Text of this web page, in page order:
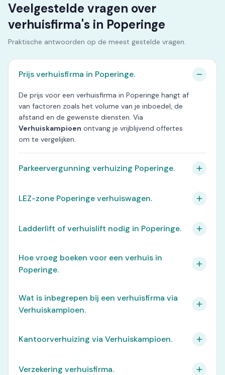
Veelgestelde vragen over
verhuisfirma's in Poperinge
Praktische antwoorden op de meest gestelde vragen.
Prijs verhuisfirma in Poperinge.
De prijs voor een verhuisfirma in Poperinge hangt af
van factoren zoals het volume van je inboedel, de
afstand en de gewenste diensten. Via
Verhuiskampioen ontvang je vrijblijvend offertes
om te vergelijken.
Parkeervergunning verhuizing Poperinge.
LEZ-zone Poperinge verhuiswagen.
Ladderlift of verhuislift nodig in Poperinge.
Hoe vroeg boeken voor een verhuis in
Poperinge.
Wat is inbegrepen bij een verhuisfirma via
Verhuiskampioen.
Kantoorverhuizing via Verhuiskampioen.
Verzekering verhuisfirma.